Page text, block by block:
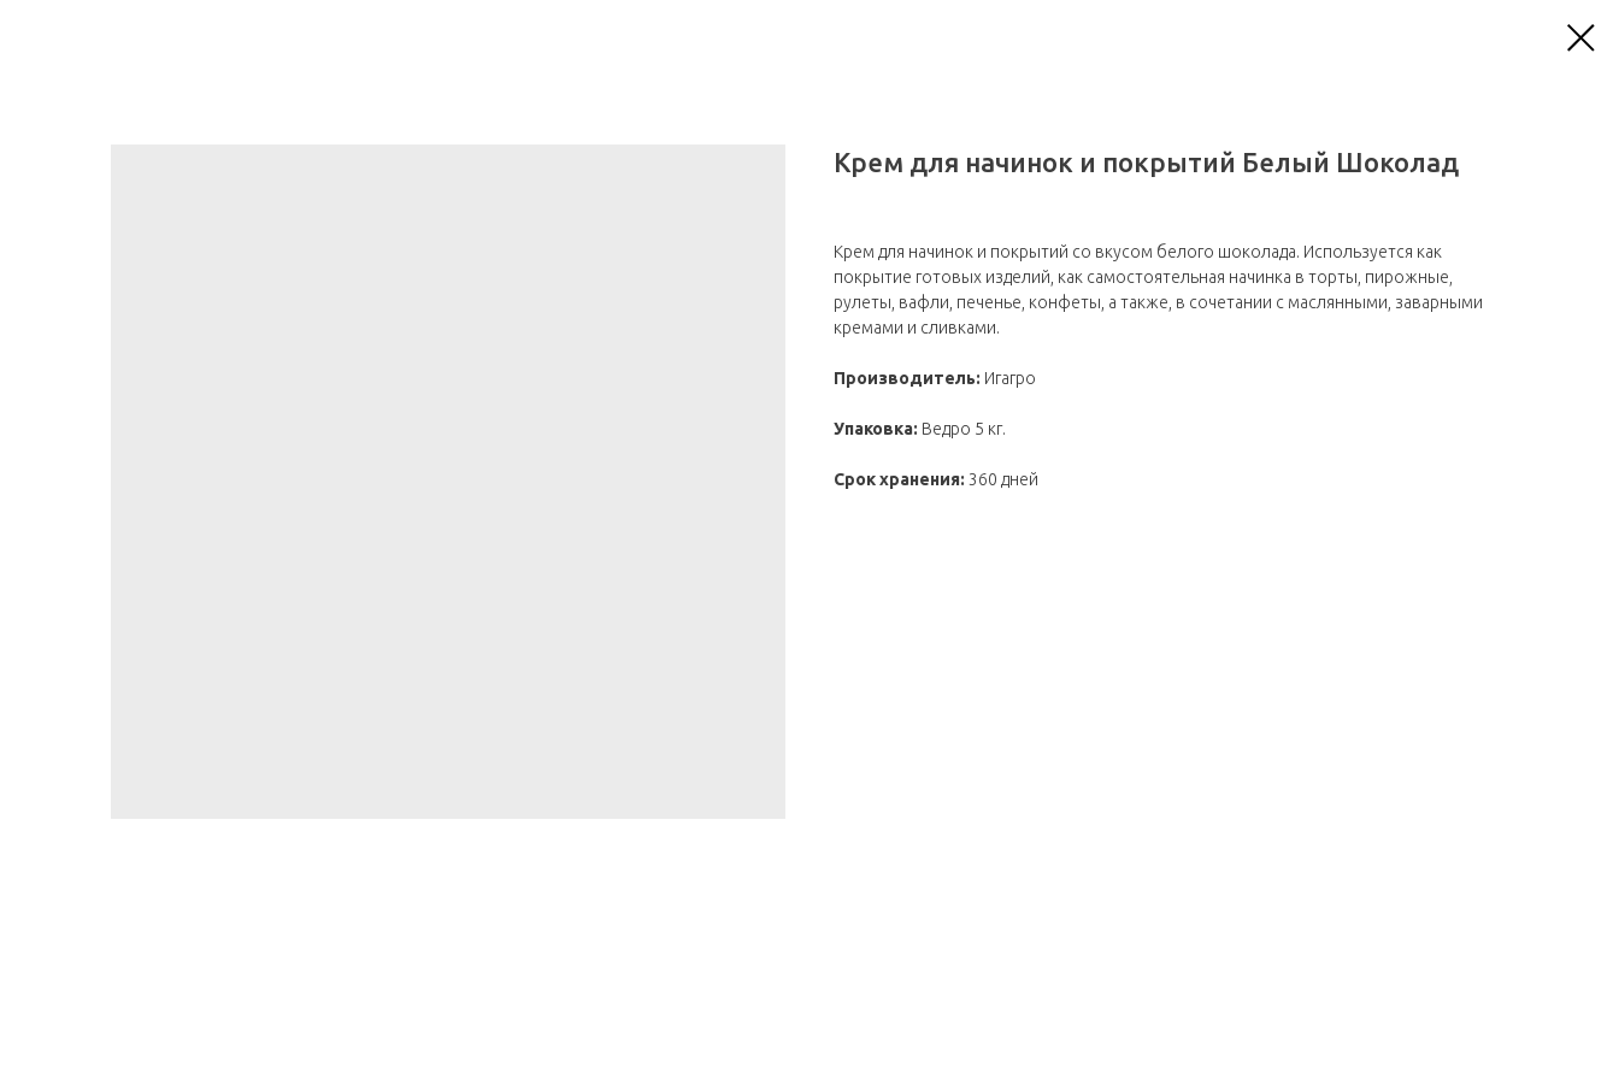
Крем для начинок и покрытий Белый Шоколад
Крем для начинок и покрытий со вкусом белого шоколада. Используется как
покрытие готовых изделий, как самостоятельная начинка в торты, пирожные,
рулеты, вафли, печенье, конфеты, а также, в сочетании с маслянными, заварными
кремами и сливками.
Производитель: Игагро
Упаковка: Ведро 5 кг.
Срок хранения: 360 дней